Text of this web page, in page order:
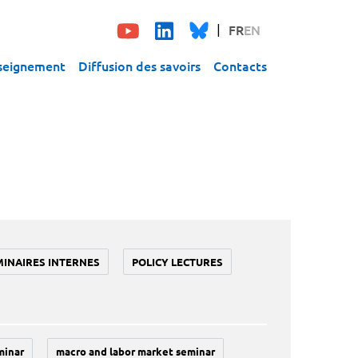
FREN
Diffusion des savoirs Contacts
INTERNES POLICY LECTURES
macro and labor market seminar